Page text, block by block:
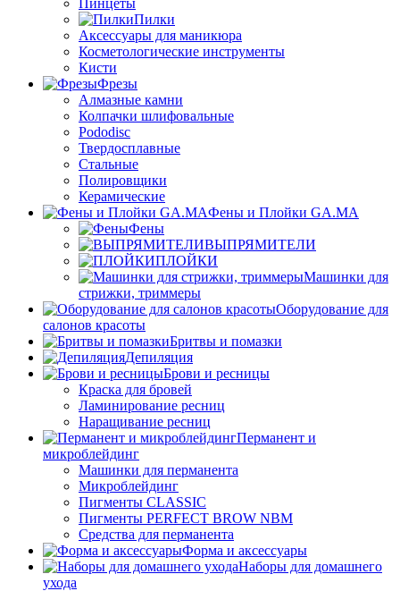
Пинцеты
Пилки
Аксессуары для маникюра
Косметологические инструменты
Кисти
Фрезы
Алмазные камни
Колпачки шлифовальные
Pododisc
Твердосплавные
Стальные
Полировщики
Керамические
Фены и Плойки GA.MA
Фены
ВЫПРЯМИТЕЛИ
ПЛОЙКИ
Машинки для
стрижки, триммеры
Оборудование для
салонов красоты
Бритвы и помазки
Депиляция
Брови и ресницы
Краска для бровей
Ламинирование ресниц
Наращивание ресниц
Перманент и
микроблейдинг
Машинки для перманента
Микроблейдинг
Пигменты CLASSIC
Пигменты PERFECT BROW NBM
Средства для перманента
Форма и аксессуары
Наборы для домашнего
ухода